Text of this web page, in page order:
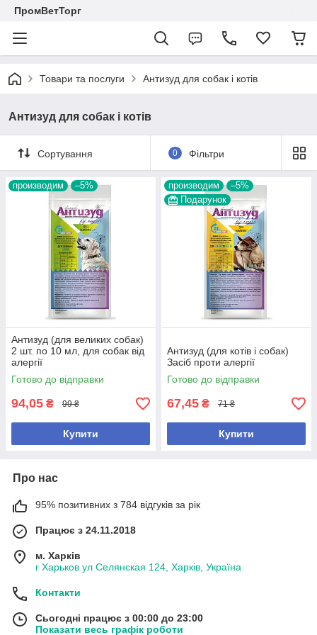
ПромВетТорг
Товари та послуги Антизуд для собак і котів
Антизуд для собак і котів
Сортування 0 Фільтри
производим –5%
Антизуд (для великих собак)
2 шт. по 10 мл, для собак від
алергії
Готово до відправки
94,05 ₴ 99 ₴
Купити
производим
–5%
Подарунок
Антизуд (для котів і собак)
Засіб проти алергії
Готово до відправки
67,45 ₴ 71 ₴
Купити
Про нас
95% позитивних з 784 відгуків за рік
Працює з 24.11.2018
м. Харків
г Харьков ул Селянская 124, Харків, Україна
Контакти
Сьогодні працює з 00:00 до 23:00
Показати весь графік роботи